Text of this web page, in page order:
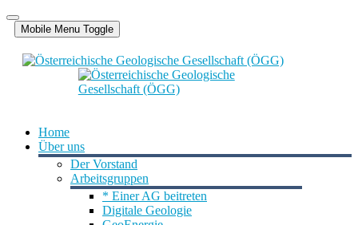
Mobile Menu Toggle
Home
Über uns
Der Vorstand
Arbeitsgruppen
* Einer AG beitreten
Digitale Geologie